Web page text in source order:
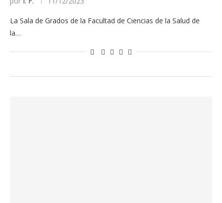
La Sala de Grados de la Facultad de Ciencias de la Salud de
la…